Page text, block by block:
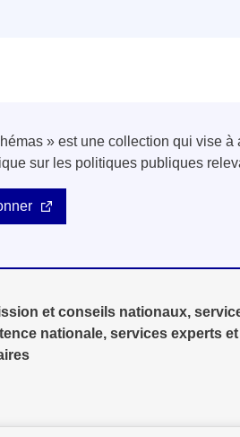
» est une collection qui vise
sur les politiques publiques
et conseils nationaux,
nationale, services experts et